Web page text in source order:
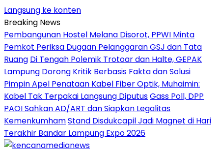
Langsung ke konten
Breaking News
Pembangunan Hostel Melana Disorot, PPWI Minta
Pemkot Periksa Dugaan Pelanggaran GSJ dan Tata
Ruang Di Tengah Polemik Trotoar dan Halte, GEPAK
Lampung Dorong Kritik Berbasis Fakta dan Solusi
Pimpin Apel Penataan Kabel Fiber Optik, Muhaimin:
Kabel Tak Terpakai Langsung DiputusGass Poll, DPP
PAOI Sahkan AD/ART dan Siapkan Legalitas
KemenkumhamStand Disdukcapil Jadi Magnet di Hari
Terakhir Bandar Lampung Expo 2026